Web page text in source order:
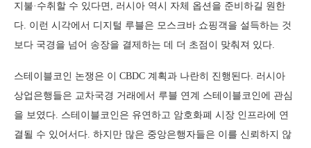
지불·수취할 수 있다면, 러시아 역시 자체 옵션을 준비하길 원한
다. 이런 시각에서 디지털 루블은 모스크바 쇼핑객을 설득하는 것
보다 국경을 넘어 송장을 결제하는 데 더 초점이 맞춰져 있다.
스테이블코인 논쟁은 이 CBDC 계획과 나란히 진행된다. 러시아
상업은행들은 교차국경 거래에서 루블 연계 스테이블코인에 관심
을 보였다. 스테이블코인은 유연하고 암호화폐 시장 인프라에 연
결될 수 있어서다. 하지만 많은 중앙은행자들은 이를 신뢰하지 않